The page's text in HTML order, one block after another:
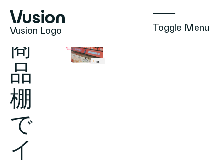
Vusion Logo Toggle Menu
テクノロジー
ソリューション
商
品
棚
で
イ